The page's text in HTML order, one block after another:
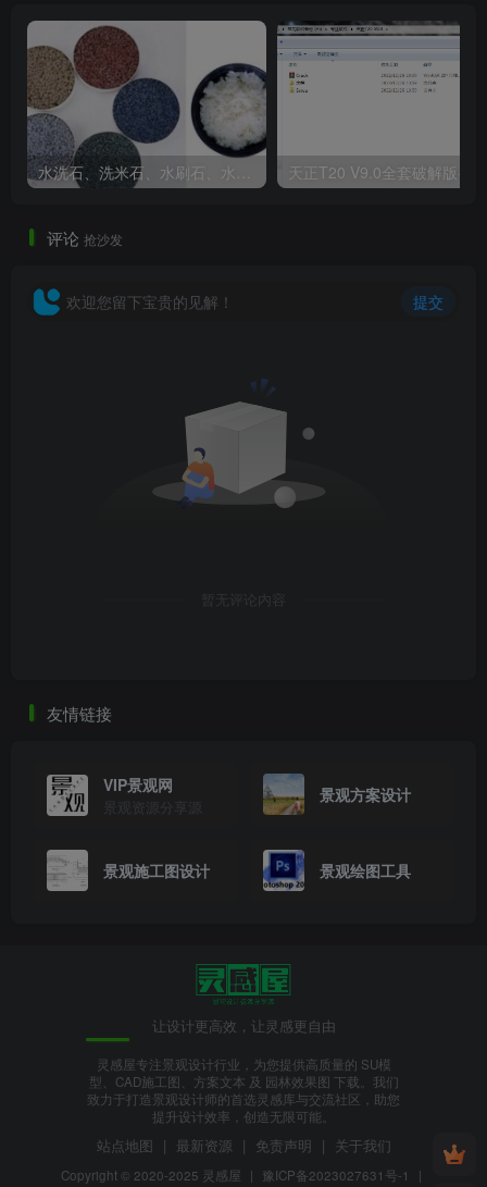
评论 抢沙发
欢迎您留下宝贵的见解！ 提交
暂无评论内容
友情链接
VIP景观网
景观资源分享源
景观方案设计
景观施工图设计 景观绘图工具
让设计更高效，让灵感更自由
灵感屋专注景观设计行业，为您提供高质量的 SU模
型、CAD施工图、方案文本 及 园林效果图 下载。我们
致力于打造景观设计师的首选灵感库与交流社区，助您
提升设计效率，创造无限可能。
站点地图 | 最新资源 | 免责声明 | 关于我们
Copyright © 2020-2025 灵感屋 | 豫ICP备2023027631号-1
|